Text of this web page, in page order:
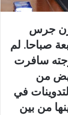
رن جرس
صباحا. لم
سافرت
من
في
من بين